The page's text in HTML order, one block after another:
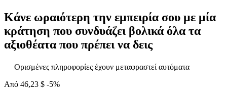
Κάνε ωραιότερη την εμπειρία σου με μία
κράτηση που συνδυάζει βολικά όλα τα
αξιοθέατα που πρέπει να δεις
Ορισμένες πληροφορίες έχουν μεταφραστεί αυτόματα
Από 46,23 $ -5%